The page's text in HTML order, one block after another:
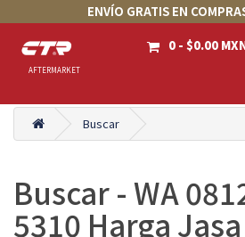
ENVÍO GRATIS EN
AFTERMARKET
0 - $0.00
Buscar
Buscar - WA
5310 Harga